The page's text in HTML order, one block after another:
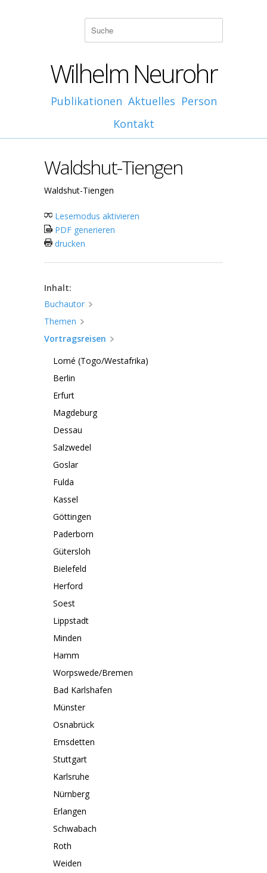
Wilhelm Neurohr
Publikationen Aktuelles Person
Kontakt
Waldshut-Tiengen
Waldshut-Tiengen
Lesemodus aktivieren
PDF generieren
drucken
Inhalt:
Buchautor
Themen
Vortragsreisen
Lomé (Togo/Westafrika)
Berlin
Erfurt
Magdeburg
Dessau
Salzwedel
Goslar
Fulda
Kassel
Göttingen
Paderborn
Gütersloh
Bielefeld
Herford
Soest
Lippstadt
Minden
Hamm
Worpswede/Bremen
Bad Karlshafen
Münster
Osnabrück
Emsdetten
Stuttgart
Karlsruhe
Nürnberg
Erlangen
Schwabach
Roth
Weiden